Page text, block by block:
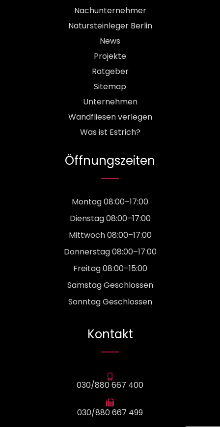
Nachunternehmer
Natursteinleger Berlin
News
Projekte
Ratgeber
Sitemap
Unternehmen
Wandfliesen verlegen
Was ist Estrich?
Öffnungszeiten
Montag 08:00–17:00
Dienstag 08:00–17:00
Mittwoch 08:00–17:00
Donnerstag 08:00–17:00
Freitag 08:00–15:00
Samstag Geschlossen
Sonntag Geschlossen
Kontakt
030/880 667 400
030/880 667 499